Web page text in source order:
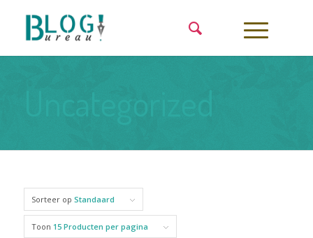
Uncategorized
Sorteer op Standaard
Toon 15 Producten per pagina